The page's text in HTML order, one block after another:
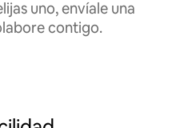
uno, envíale una
contigo.